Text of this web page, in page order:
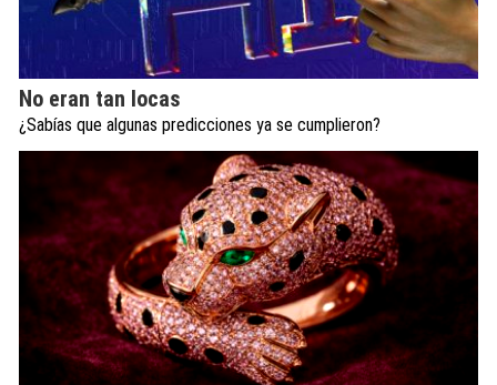
No eran tan locas
¿Sabías que algunas predicciones ya se cumplieron?